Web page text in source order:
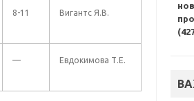
8-11 Вигантс Я.В.
— Евдокимова Т.Е.